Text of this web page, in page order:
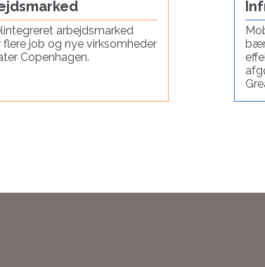
arbejdsmarked
flere job og nye virksomheder
Copenhagen.